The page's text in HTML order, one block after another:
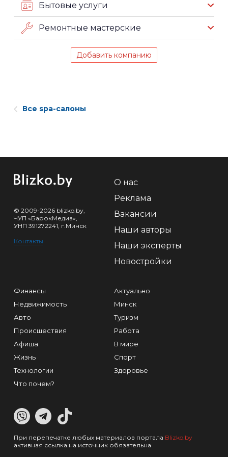
Бытовые услуги
Ремонтные мастерские
Добавить компанию
Все spa-салоны
© 2009-2026 blizko.by,
ЧУП «БарокМедиа»,
УНП 391272241, г.Минск
Контакты
О нас
Реклама
Вакансии
Наши авторы
Наши эксперты
Новостройки
Финансы
Недвижимость
Авто
Происшествия
Афиша
Жизнь
Технологии
Что почем?
Актуально
Минск
Туризм
Работа
В мире
Спорт
Здоровье
При перепечатке любых материалов портала Blizko.by
активная ссылка на источник обязательна